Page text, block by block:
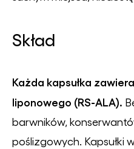
Skład
Każda kapsułka
liponowego (RS-ALA).
barwników,
poślizgowych. Kapsułki